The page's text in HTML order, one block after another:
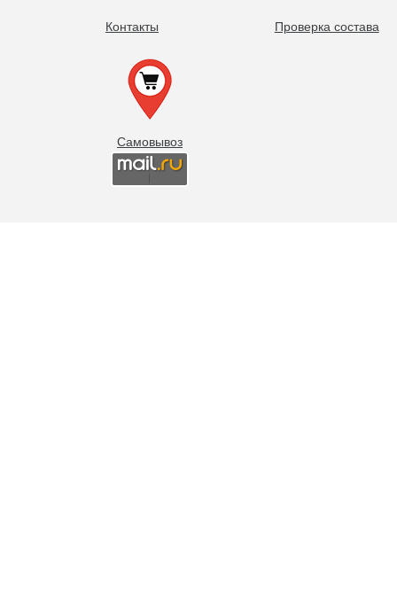
Контакты Проверка состава
Самовывоз